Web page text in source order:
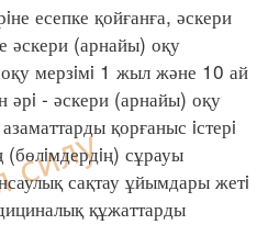
есепке қойғанға, әскери
әскери (арнайы) оқу
мерзiмi 1 жыл және 10 ай
әрi - әскери (арнайы) оқу
қорғаныс iстерi
(бөлiмдердiң) сұрауы
сақтау ұйымдары жетi
құжаттарды